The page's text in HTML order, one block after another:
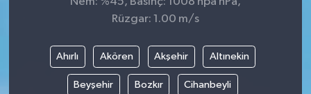
Rüzgar: 1.00 m/s
Ahırlı Akören Akşehir Altınekin
Beyşehir Bozkır Cihanbeyli